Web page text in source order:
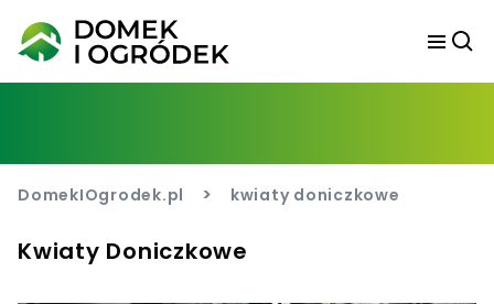
DomekIOgrodek.pl > kwiaty doniczkowe
Kwiaty Doniczkowe